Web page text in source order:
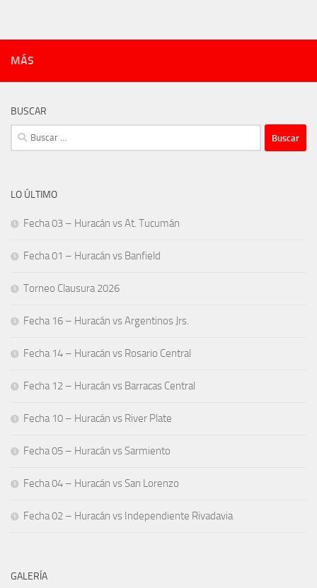
MÁS
BUSCAR
Buscar:
LO ÚLTIMO
Fecha 03 – Huracán vs At. Tucumán
Fecha 01 – Huracán vs Banfield
Torneo Clausura 2026
Fecha 16 – Huracán vs Argentinos Jrs.
Fecha 14 – Huracán vs Rosario Central
Fecha 12 – Huracán vs Barracas Central
Fecha 10 – Huracán vs River Plate
Fecha 05 – Huracán vs Sarmiento
Fecha 04 – Huracán vs San Lorenzo
Fecha 02 – Huracán vs Independiente Rivadavia
GALERÍA